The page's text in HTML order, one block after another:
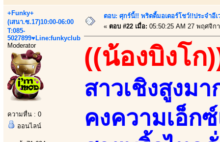
+Funky+
(เสนา.ซ.17)10:00-06:00
T:085-
5027899♥Line:funkyclub
Moderator
ความหื่น : 0
ออนไลน์
ตอบ: ศุกร์นี้!! พริตตี้มอเตอร์โชว์!!ประจำอี
« ตอบ #22 เมื่อ: 05:50:25 AM 27 พฤศจิก
((น้องบิงโก
สาวเชิงสูงม
คงความเอ็ก